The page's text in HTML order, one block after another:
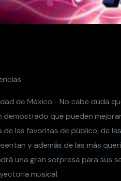
de México.- No cabe duda
demostrado que pueden
de las favoritas de público, de
y además de las más
una gran sorpresa para sus
musical.